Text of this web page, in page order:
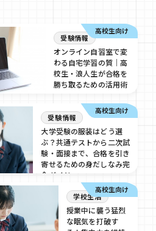
高校生向け
受験情報
オンライン自習室で変
わる自宅学習の質｜高
校生・浪人生が合格を
勝ち取るための活用術
高校生向け
受験情報
大学受験の服装はどう選
ぶ？共通テストから二次試
験・面接まで、合格を引き
寄せるための身だしなみ完
全ガイド
2026/08/3
高校生向け
学校生活
授業中に襲う猛烈
な眠気を打破す